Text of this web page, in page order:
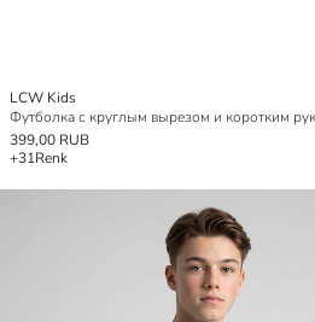
LCW Kids
Футболка с круглым вырезом и коротким
399,00 RUB
+31Renk